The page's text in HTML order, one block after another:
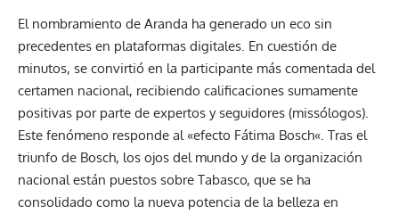
El nombramiento de Aranda ha generado un eco sin
precedentes en plataformas digitales. En cuestión de
minutos, se convirtió en la participante más comentada del
certamen nacional, recibiendo calificaciones sumamente
positivas por parte de expertos y seguidores (missólogos).
Este fenómeno responde al «efecto Fátima Bosch«. Tras el
triunfo de Bosch, los ojos del mundo y de la organización
nacional están puestos sobre Tabasco, que se ha
consolidado como la nueva potencia de la belleza en